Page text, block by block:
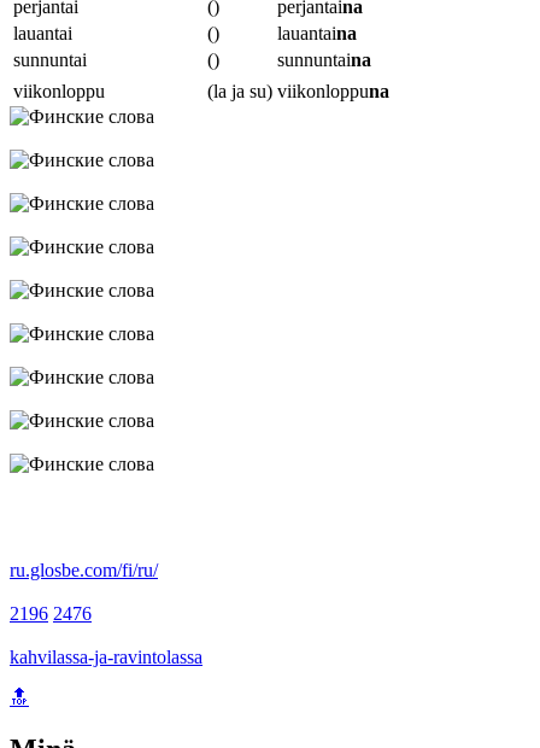
perjantai
() perjantaina
lauantai
() lauantaina
sunnuntai
() sunnuntaina
viikonloppu
(la ja su) viikonloppuna
ru.glosbe.com/fi/ru/
2196 2476
kahvilassa-ja-ravintolassa
🔝